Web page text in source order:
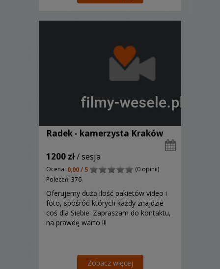
Radek - kamerzysta Kraków
1200 zł/ sesja
Ocena: 0,00 / 5
(0 opinii)
Poleceń: 376
Oferujemy dużą ilość pakietów video i
foto, spośród których każdy znajdzie
coś dla Siebie. Zapraszam do kontaktu,
na prawdę warto !!!
Zobacz więcej